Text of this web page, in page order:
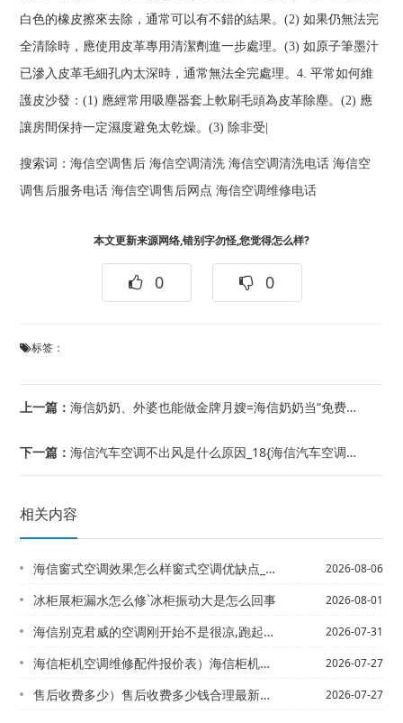
白色的橡皮擦來去除，通常可以有不錯的結果。(2) 如果仍無法完
全清除時，應使用皮革專用清潔劑進一步處理。(3) 如原子筆墨汁
已滲入皮革毛細孔內太深時，通常無法全完處理。4. 平常如何維
護皮沙發：(1) 應經常用吸塵器套上軟刷毛頭為皮革除塵。(2) 應
讓房間保持一定濕度避免太乾燥。(3) 除非受|
搜索词：海信空调售后 海信空调清洗 海信空调清洗电话 海信空
调售后服务电话 海信空调售后网点 海信空调维修电话
本文更新来源网络,错别字勿怪,您觉得怎么样?
0 0
标签：
上一篇：海信奶奶、外婆也能做金牌月嫂=海信奶奶当“免费保姆” 两岁孙儿患结核引发热议
下一篇：海信汽车空调不出风是什么原因_18{海信汽车空调不出冷风是怎么回事？_10
相关内容
海信窗式空调效果怎么样窗式空调优缺点_2*海信窗式空调怎样加氟？窗式空调怎样安装 2026-08-06
冰柜展柜漏水怎么修`冰柜振动大是怎么回事 2026-08-01
海信别克君威的空调刚开始不是很凉,跑起来之后才有凉气,是不是压缩机坏了\海信别克... 2026-07-31
海信柜机空调维修配件报价表）海信柜机空调维修配件报价表大全2027年 2026-07-27
售后收费多少）售后收费多少钱合理最新收费标准 2026-07-27